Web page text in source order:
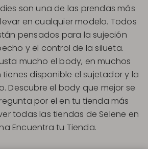
son una de las prendas más
en cualquier modelo. Todos
pensados para la sujeción
y el control de la silueta.
mucho el body, en muchos
disponible el sujetador y la
Descubre el body que mejor se
por el en tu tienda más
todas las tiendas de Selene en
Encuentra tu Tienda.